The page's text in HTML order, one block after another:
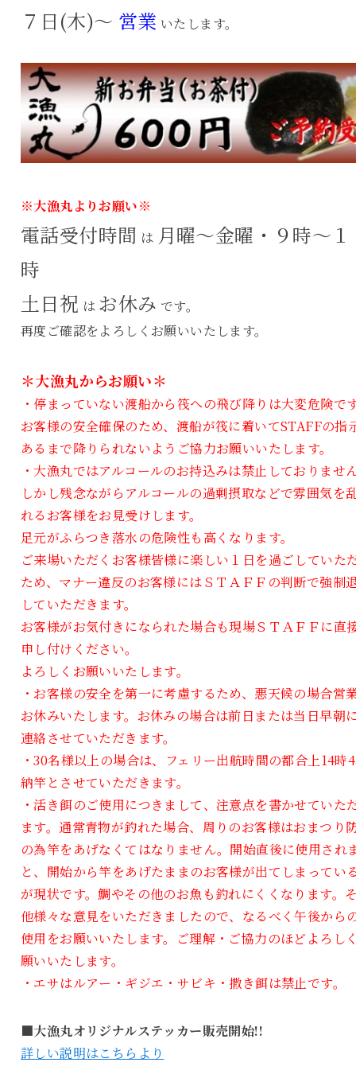
７日(木)～ 営業 いたします。
※大漁丸よりお願い※
電話受付時間 は 月曜～金曜・９時～
時
土日祝 は お休み です。
再度ご確認をよろしくお願いいたします。
＊大漁丸からお願い＊
・停まっていない渡船から筏への飛び降りは大変危険で
お客様の安全確保のため、渡船が筏に着いてSTAFFの指
あるまで降りられないようご協力お願いいたします。
・大漁丸ではアルコールのお持込みは禁止しておりませ
しかし残念ながらアルコールの過剰摂取などで雰囲気を
れるお客様をお見受けします。
足元がふらつき落水の危険性も高くなります。
ご来場いただくお客様皆様に楽しい１日を過ごしていた
ため、マナー違反のお客様にはＳＴＡＦＦの判断で強制
していただきます。
お客様がお気付きになられた場合も現場ＳＴＡＦＦに直
申し付けください。
よろしくお願いいたします。
・お客様の安全を第一に考慮するため、悪天候の場合営
お休みいたします。お休みの場合は前日または当日早朝
連絡させていただきます。
・30名様以上の場合は、フェリー出航時間の都合上14時
納竿とさせていただきます。
・活き餌のご使用につきまして、注意点を書かせていた
ます。通常青物が釣れた場合、周りのお客様はおまつり
の為竿をあげなくてはなりません。開始直後に使用され
と、開始から竿をあげたままのお客様が出てしまってい
が現状です。鯛やその他のお魚も釣れにくくなります。
他様々な意見をいただきましたので、なるべく午後から
使用をお願いいたします。ご理解・ご協力のほどよろし
願いいたします。
・エサはルアー・ギジエ・サビキ・撒き餌は禁止です。
■大漁丸オリジナルステッカー販売開始!!
詳しい説明はこちらより